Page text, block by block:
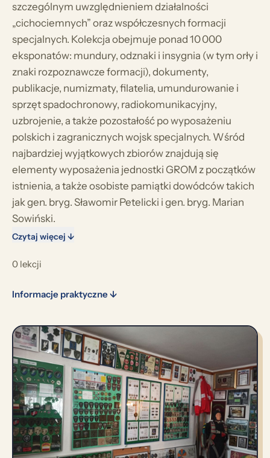
szczególnym uwzględnieniem działalności
„cichociemnych” oraz współczesnych formacji
specjalnych. Kolekcja obejmuje ponad 10 000
eksponatów: mundury, odznaki i insygnia (w tym orły i
znaki rozpoznawcze formacji), dokumenty,
publikacje, numizmaty, filatelia, umundurowanie i
sprzęt spadochronowy, radiokomunikacyjny,
uzbrojenie, a także pozostałość po wyposażeniu
polskich i zagranicznych wojsk specjalnych. Wśród
najbardziej wyjątkowych zbiorów znajdują się
elementy wyposażenia jednostki GROM z początków
istnienia, a także osobiste pamiątki dowódców takich
jak gen. bryg. Sławomir Petelicki i gen. bryg. Marian
Sowiński.
Czytaj więcej ↓
0 lekcji
Informacje praktyczne ↓